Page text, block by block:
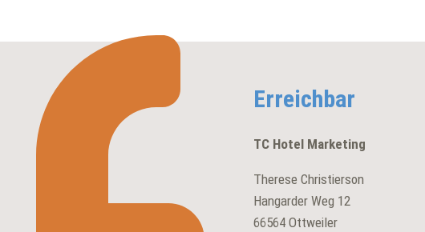
Erreichbar
TC Hotel Marketing
Therese Christierson
Hangarder Weg 12
66564 Ottweiler